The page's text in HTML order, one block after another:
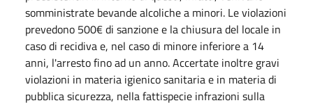
somministrate bevande alcoliche a minori. Le violazioni
prevedono 500€ di sanzione e la chiusura del locale in
caso di recidiva e, nel caso di minore inferiore a 14
anni, l'arresto fino ad un anno. Accertate inoltre gravi
violazioni in materia igienico sanitaria e in materia di
pubblica sicurezza, nella fattispecie infrazioni sulla